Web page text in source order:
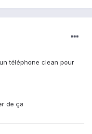
téléphone clean pour
de ça